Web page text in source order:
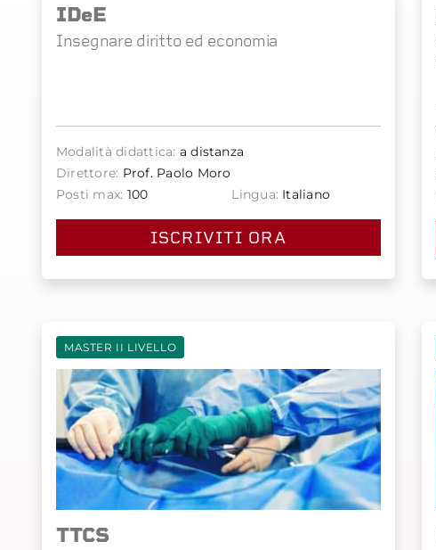
IDeE
Insegnare diritto ed economia
Modalità didattica: a distanza
Direttore: Prof. Paolo Moro
Posti max: 100 Lingua: Italiano
ISCRIVITI ORA
MASTER II LIVELLO
TTCS